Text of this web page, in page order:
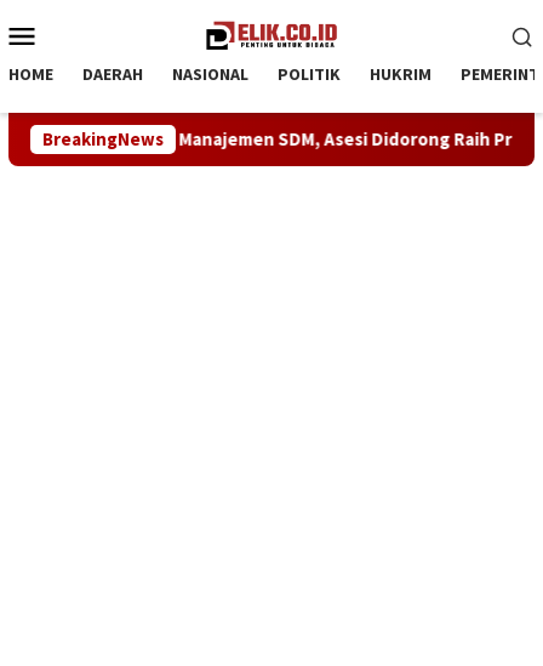
ke
Mobile
HOME DAERAH NASIONAL POLITIK HUKRIM
BreakingNews
Kompetensi Manajemen SDM, Asesi Didorong Raih Predikat